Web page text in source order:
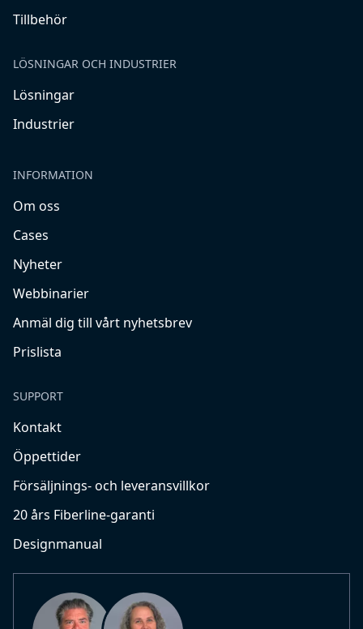
Tillbehör
LÖSNINGAR OCH INDUSTRIER
Lösningar
Industrier
INFORMATION
Om oss
Cases
Nyheter
Webbinarier
Anmäl dig till vårt nyhetsbrev
Prislista
SUPPORT
Kontakt
Öppettider
Försäljnings- och leveransvillkor
20 års Fiberline-garanti
Designmanual